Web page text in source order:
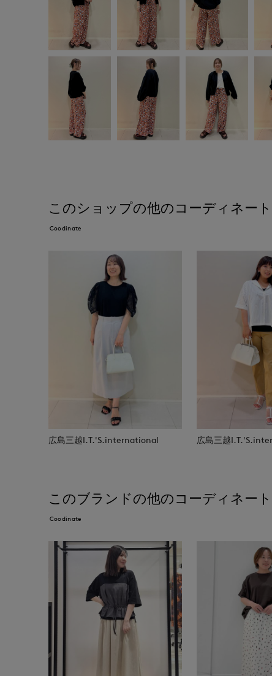
このショップの他のコーディネート
Coodinate
広島三越I.T.'S.international 広島三越
このブランドの他のコーディネート
Coodinate